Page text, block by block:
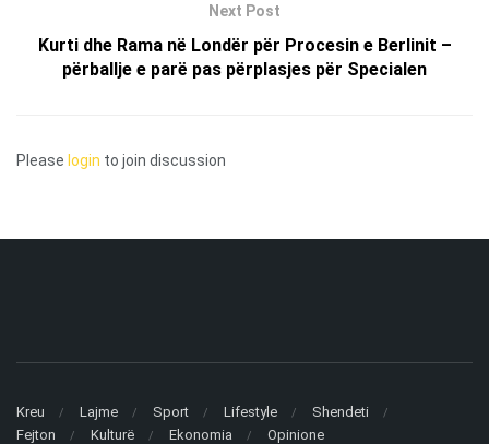
Next Post
Kurti dhe Rama në Londër për Procesin e Berlinit –
përballje e parë pas përplasjes për Specialen
Please login to join discussion
Kreu Lajme Sport Lifestyle
Shendeti
Fejton
Kulturë Ekonomia Opinione